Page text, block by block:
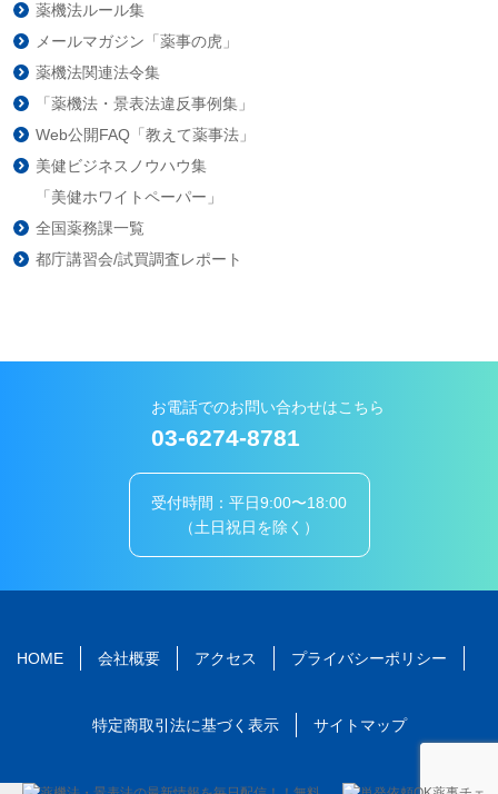
薬機法ルール集
メールマガジン「薬事の虎」
薬機法関連法令集
「薬機法・景表法違反事例集」
Web公開FAQ「教えて薬事法」
美健ビジネスノウハウ集
「美健ホワイトペーパー」
全国薬務課一覧
都庁講習会/試買調査レポート
お電話でのお問い合わせはこちら
03-6274-8781
受付時間：平日9:00〜18:00
（土日祝日を除く）
HOME 会社概要 アクセス プライバシーポリシー
特定商取引法に基づく表示 サイトマップ